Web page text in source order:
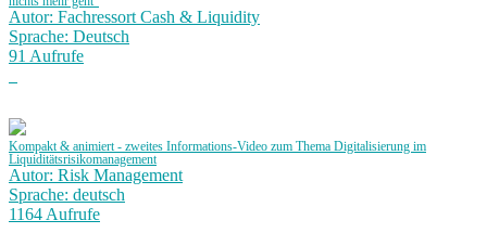
Autor: Fachressort Cash & Liquidity
Sprache: Deutsch
91 Aufrufe
Kompakt & animiert - zweites Informations-Video zum Thema Digitalisierung im
Liquiditätsrisikomanagement
Autor: Risk Management
Sprache: deutsch
1164 Aufrufe